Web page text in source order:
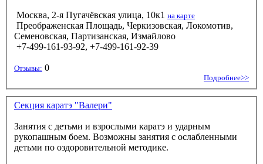
Москва, 2-я Пугачёвская улица, 10к1 на карте
Преображенская Площадь, Черкизовская, Локомотив,
Семеновская, Партизанская, Измайлово
+7-499-161-93-92, +7-499-161-92-39
Отзывы: 0
Подробнее>>
Секция каратэ "Валери"
Занятия с детьми и взрослыми каратэ и ударным
рукопашным боем. Возможны занятия с ослабленными
детьми по оздоровительной методике.